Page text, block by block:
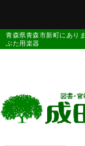
青森県青森市新町にあり
ぶた用楽器